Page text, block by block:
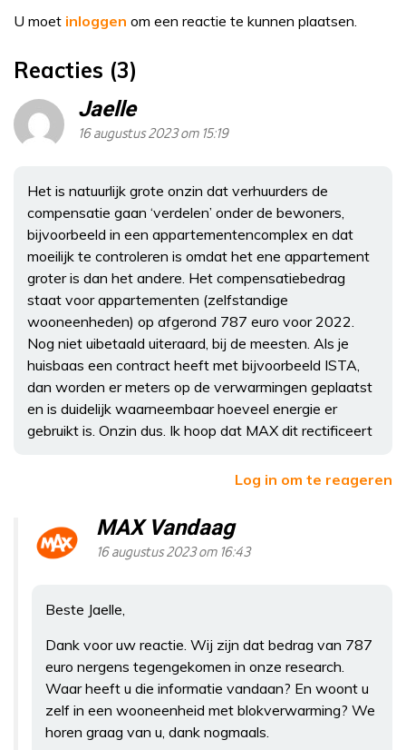
U moet inloggen om een reactie te kunnen plaatsen.
Reacties (3)
Jaelle
16 augustus 2023 om 15:19
Het is natuurlijk grote onzin dat verhuurders de
compensatie gaan ‘verdelen’ onder de bewoners,
bijvoorbeeld in een appartementencomplex en dat
moeilijk te controleren is omdat het ene appartement
groter is dan het andere. Het compensatiebedrag
staat voor appartementen (zelfstandige
wooneenheden) op afgerond 787 euro voor 2022.
Nog niet uibetaald uiteraard, bij de meesten. Als je
huisbaas een contract heeft met bijvoorbeeld ISTA,
dan worden er meters op de verwarmingen geplaatst
en is duidelijk waarneembaar hoeveel energie er
gebruikt is. Onzin dus. Ik hoop dat MAX dit rectificeert
Log in om te reageren
MAX Vandaag
16 augustus 2023 om 16:43
Beste Jaelle,
Dank voor uw reactie. Wij zijn dat bedrag van 787
euro nergens tegengekomen in onze research.
Waar heeft u die informatie vandaan? En woont u
zelf in een wooneenheid met blokverwarming? We
horen graag van u, dank nogmaals.